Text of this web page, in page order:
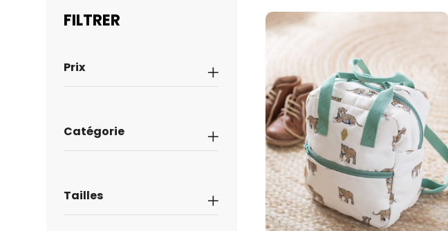
FILTRER
Prix
Catégorie
Tailles